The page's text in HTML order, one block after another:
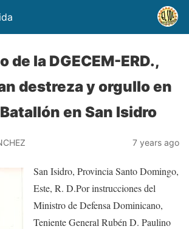
de la DGECEM-ERD.,
destreza y orgullo en
en San Isidro
7 years ago
San Isidro, Provincia Santo Domingo,
Este, R. D.Por instrucciones del
Ministro de Defensa Dominicano,
Teniente General Rubén D. Paulino